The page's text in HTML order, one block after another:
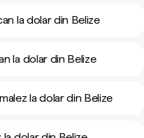
la dolar din Belize
la dolar din Belize
la dolar din Belize